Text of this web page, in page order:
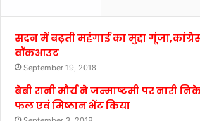
सदन में बढ़ती महंगाई का मुद्दा
वॉकआउट
September 19, 2018
बेबी रानी मौर्य ने जन्माष्टमी पर नारी
फल एवं मिष्ठान भेंट किया